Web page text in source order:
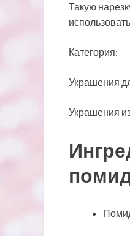
Такую
Категория:
Украшения
Украшения